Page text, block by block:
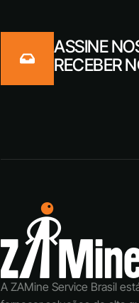
ASSINE
RECEBER
A ZAMine Service Brasil